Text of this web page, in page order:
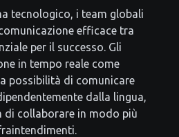
tecnologico, i team globali
efficace tra
per il successo. Gli
in tempo reale come
possibilità di comunicare
dalla lingua,
di collaborare in modo più